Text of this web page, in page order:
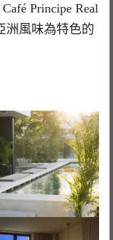
Principe Real
洲風味為特色的